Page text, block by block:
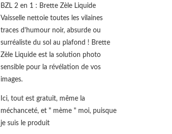
BZL 2 en 1 : Brette Zèle Liquide
Vaisselle nettoie toutes les vilaines
traces d'humour noir, absurde ou
surréaliste du sol au plafond ! Brette
Zèle Liquide est la solution photo
sensible pour la révélation de vos
images.
Ici, tout est gratuit, même la
méchanceté, et " mème " moi, puisque
je suis le produit